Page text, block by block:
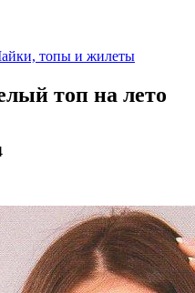
топы и жилеты
топ на лето